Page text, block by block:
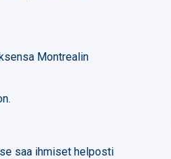
Montrealin
saa ihmiset helposti